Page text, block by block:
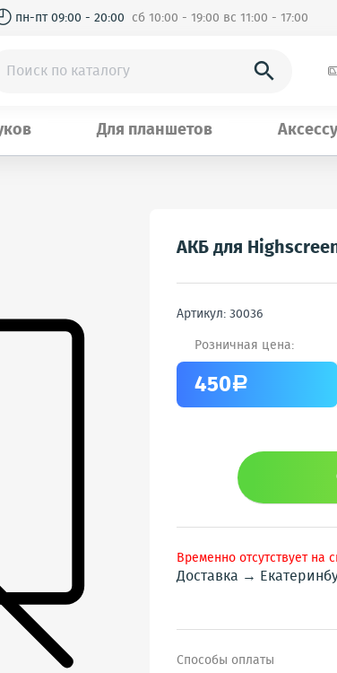
пн-пт 09:00 - 20:00 сб 10:00 - 19:00 вс 11:00 - 17:00

Для планшетов
АКБ для
Артикул: 30036
Розничная цена:
450a
Временно отсутствует на
Доставка →
Способы оплаты